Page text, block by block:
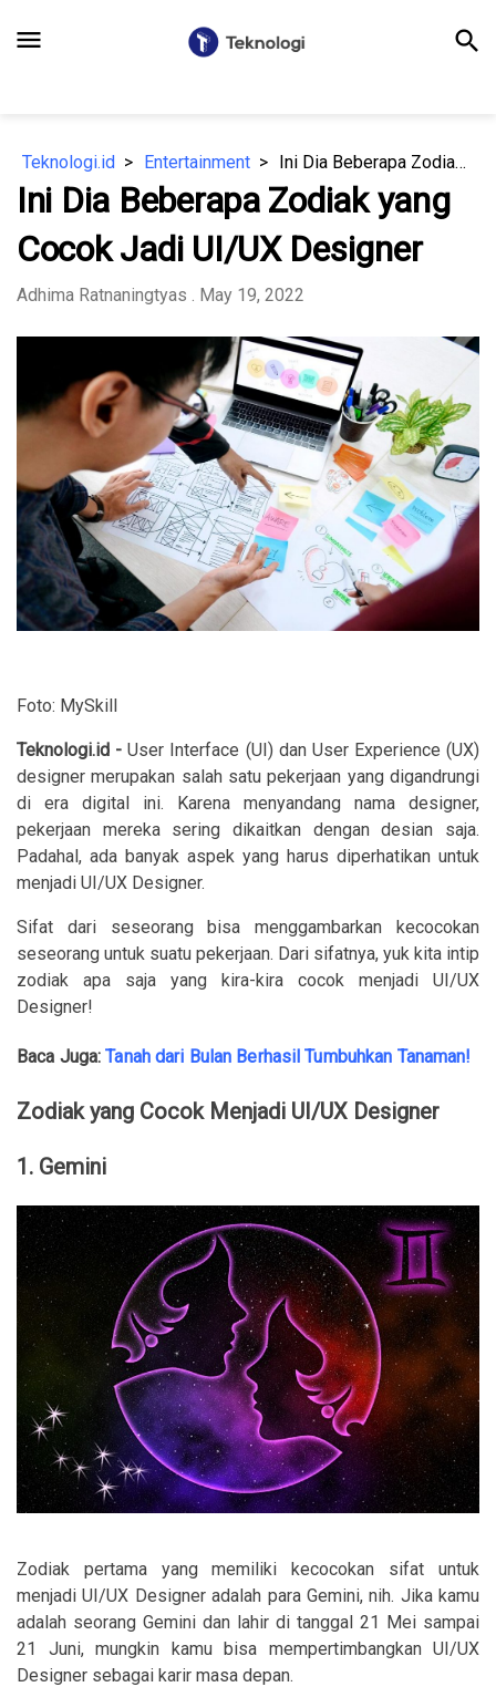
menu search
Teknologi.id Entertainment Ini Dia Beberapa Zodiak yang Cocok Jadi UI/UX Designer
Ini Dia Beberapa Zodiak yang
Cocok Jadi UI/UX Designer
Adhima Ratnaningtyas . May 19, 2022
Foto: MySkill
Teknologi.id - User Interface (UI) dan User Experience (UX)
designer merupakan salah satu pekerjaan yang digandrungi
di era digital ini. Karena menyandang nama designer,
pekerjaan mereka sering dikaitkan dengan desian saja.
Padahal, ada banyak aspek yang harus diperhatikan untuk
menjadi UI/UX Designer.
Sifat dari seseorang bisa menggambarkan kecocokan
seseorang untuk suatu pekerjaan. Dari sifatnya, yuk kita intip
zodiak apa saja yang kira-kira cocok menjadi UI/UX
Designer!
Baca Juga:Tanah dari Bulan Berhasil Tumbuhkan Tanaman!
Zodiak yang Cocok Menjadi UI/UX Designer
1. Gemini
Zodiak pertama yang memiliki kecocokan sifat untuk
menjadi UI/UX Designer adalah para Gemini, nih. Jika kamu
adalah seorang Gemini dan lahir di tanggal 21 Mei sampai
21 Juni, mungkin kamu bisa mempertimbangkan UI/UX
Designer sebagai karir masa depan.